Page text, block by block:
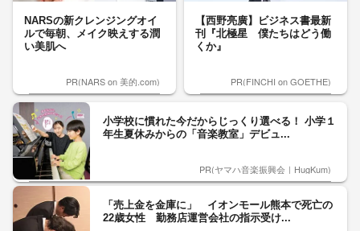
NARSの新クレンジングオイ
ルで毎朝、メイク映えする潤
い美肌へ
PR(NARS on 美的.com)
【西野亮廣】ビジネス書最新
刊『北極星 僕たちはどう働
くか』
PR(FINCHI on GOETHE)
小学校に慣れた今だからじっくり選べる！ 小学１
年生夏休みからの「音楽教室」デビュ...
PR(ヤマハ音楽振興会｜HugKum)
「売上金を金庫に」 イオンモール熊本で死亡の
22歳女性 勤務店運営会社の指示受け...